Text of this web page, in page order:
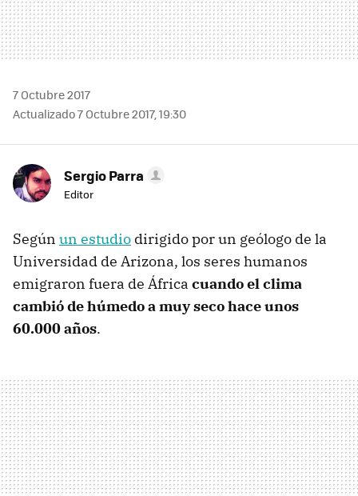
7 Octubre 2017
Actualizado 7 Octubre 2017, 19:30
Sergio Parra
Editor
Según un estudio dirigido por un geólogo de la
Universidad de Arizona, los seres humanos
emigraron fuera de África cuando el clima
cambió de húmedo a muy seco hace unos
60.000 años.